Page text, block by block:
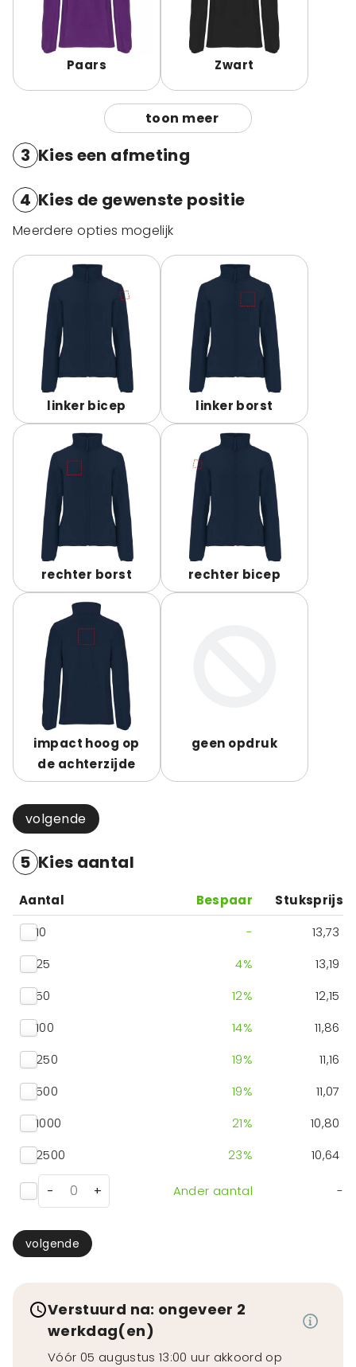
Paars Zwart
toon meer
3 Kies een afmeting
4 Kies de gewenste positie
Meerdere opties mogelijk
linker bicep linker borst
rechter borst rechter bicep
impact hoog op
de achterzijde
geen opdruk
volgende
5 Kies aantal
Aantal Bespaar
Stuksprijs
10
-
13,73
25
4%
13,19
50
12%
12,15
100
14%
11,86
250
19%
11,16
500
19%
11,07
1000
21%
10,80
2500
23% 10,64
- + Ander aantal -
volgende
Verstuurd na: ongeveer 2
werkdag(en)
Vóór 05 augustus 13:00 uur akkoord op